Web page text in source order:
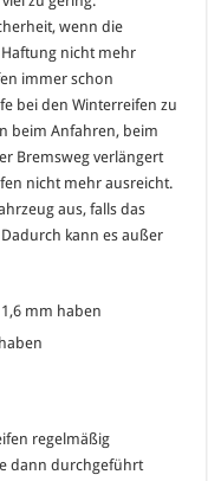
wenn die
nicht mehr
immer schon
bei den Winterreifen zu
beim Anfahren, beim
Bremsweg verlängert
nicht mehr ausreicht.
aus, falls das
kann es außer
mm haben
regelmäßig
dann durchgeführt